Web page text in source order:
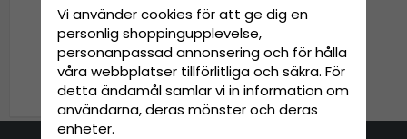
Keps - Gårda Trucker
Desert Child (rosa)
269 kr329 kr
Vi använder cookies för att ge dig en
personlig shoppingupplevelse,
personanpassad annonsering och för hålla
våra webbplatser tillförlitliga och säkra. För
detta ändamål samlar vi in information om
användarna, deras mönster och deras
enheter.